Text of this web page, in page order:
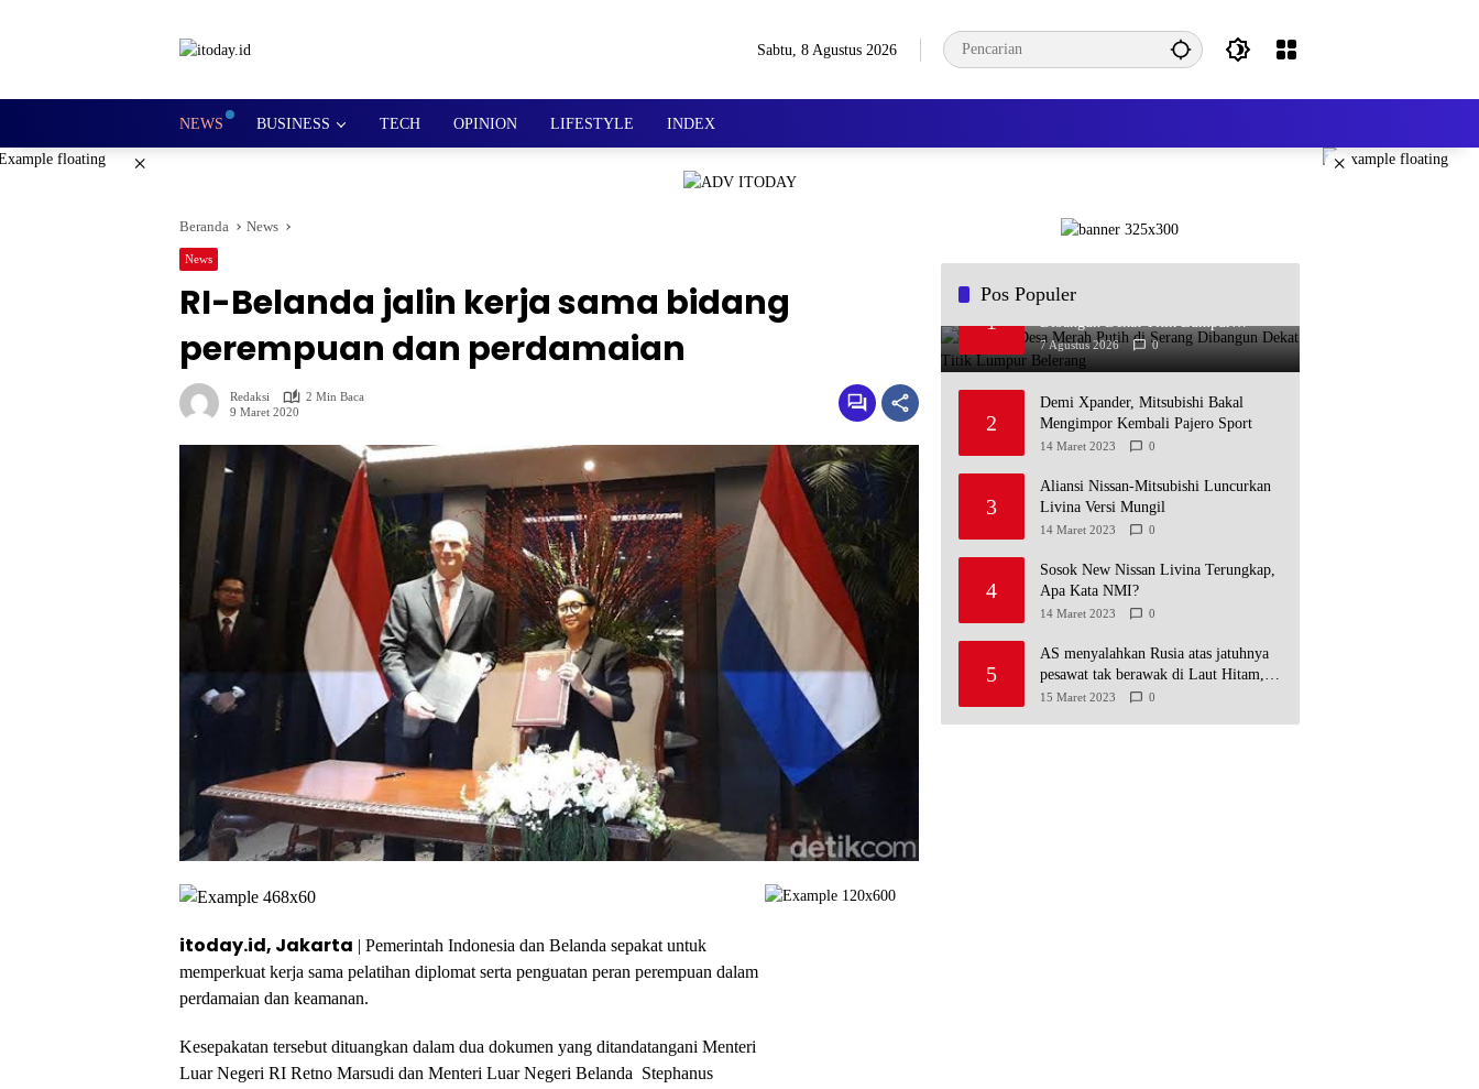
Sabtu, 8 Agustus 2026
NEWS BUSINESS TECH OPINION LIFESTYLE INDEX
× ×
Beranda News
News
RI-Belanda jalin kerja sama bidang
perempuan dan perdamaian
Redaksi
2 Min Baca
9 Maret 2020
itoday.id, Jakarta | Pemerintah Indonesia dan Belanda sepakat untuk
memperkuat kerja sama pelatihan diplomat serta penguatan peran perempuan dalam
perdamaian dan keamanan.
Kesepakatan tersebut dituangkan dalam dua dokumen yang ditandatangani Menteri
Luar Negeri RI Retno Marsudi dan Menteri Luar Negeri Belanda Stephanus
Pos Populer
1
Koperasi Desa Merah Putih di Serang
Belerang
7 Agustus 2026 0
2
Demi Xpander, Mitsubishi Bakal
Mengimpor Kembali Pajero Sport
14 Maret 2023 0
3
Aliansi Nissan-Mitsubishi Luncurkan
Livina Versi Mungil
14 Maret 2023 0
4
Sosok New Nissan Livina Terungkap,
Apa Kata NMI?
14 Maret 2023 0
5
AS menyalahkan Rusia atas jatuhnya
pesawat tak berawak di Laut Hitam,
Moskow menyangkal
15 Maret 2023 0